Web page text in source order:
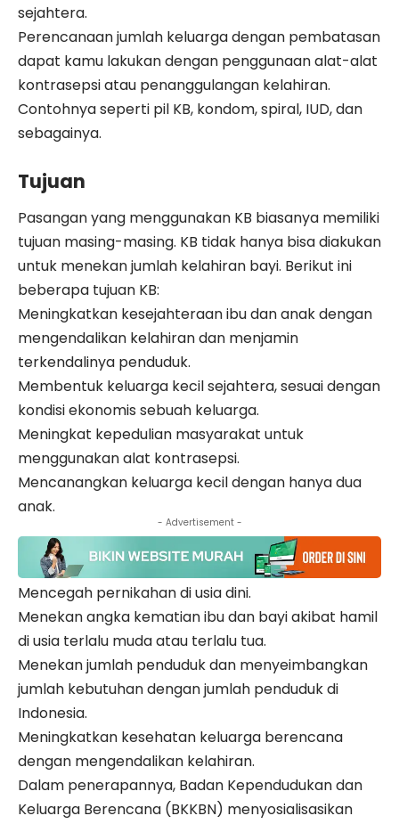
sejahtera.
Perencanaan jumlah keluarga dengan pembatasan
dapat kamu lakukan dengan penggunaan alat-alat
kontrasepsi atau penanggulangan kelahiran.
Contohnya seperti pil KB, kondom, spiral, IUD, dan
sebagainya.
Tujuan
Pasangan yang menggunakan KB biasanya memiliki
tujuan masing-masing. KB tidak hanya bisa diakukan
untuk menekan jumlah kelahiran bayi. Berikut ini
beberapa tujuan KB:
Meningkatkan kesejahteraan ibu dan anak dengan
mengendalikan kelahiran dan menjamin
terkendalinya penduduk.
Membentuk keluarga kecil sejahtera, sesuai dengan
kondisi ekonomis sebuah keluarga.
Meningkat kepedulian masyarakat untuk
menggunakan alat kontrasepsi.
Mencanangkan keluarga kecil dengan hanya dua
anak.
- Advertisement -
Mencegah pernikahan di usia dini.
Menekan angka kematian ibu dan bayi akibat hamil
di usia terlalu muda atau terlalu tua.
Menekan jumlah penduduk dan menyeimbangkan
jumlah kebutuhan dengan jumlah penduduk di
Indonesia.
Meningkatkan kesehatan keluarga berencana
dengan mengendalikan kelahiran.
Dalam penerapannya, Badan Kependudukan dan
Keluarga Berencana (BKKBN) menyosialisasikan